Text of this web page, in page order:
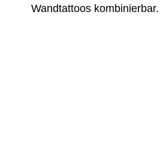
Wandtattoos kombinierbar.